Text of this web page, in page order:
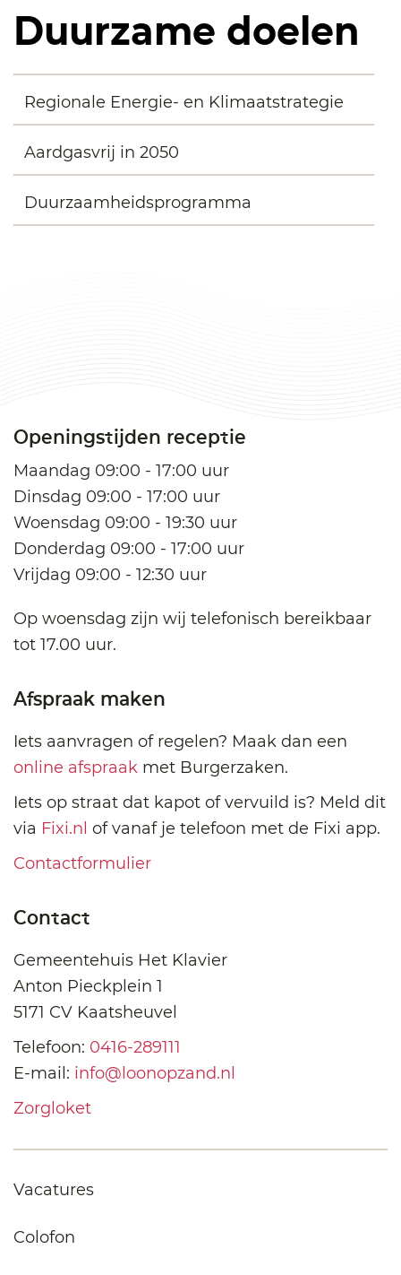
Duurzame doelen
Regionale Energie- en Klimaatstrategie
Aardgasvrij in 2050
Duurzaamheidsprogramma
Openingstijden receptie
Maandag 09:00 - 17:00 uur
Dinsdag 09:00 - 17:00 uur
Woensdag 09:00 - 19:30 uur
Donderdag 09:00 - 17:00 uur
Vrijdag 09:00 - 12:30 uur
Op woensdag zijn wij telefonisch bereikbaar
tot 17.00 uur.
Afspraak maken
Iets aanvragen of regelen? Maak dan een
online afspraak met Burgerzaken.
Iets op straat dat kapot of vervuild is? Meld dit
via Fixi.nl of vanaf je telefoon met de Fixi app.
Contactformulier
Contact
Gemeentehuis Het Klavier
Anton Pieckplein 1
5171 CV Kaatsheuvel
Telefoon: 0416-289111
E-mail: info@loonopzand.nl
Zorgloket
Vacatures
Colofon